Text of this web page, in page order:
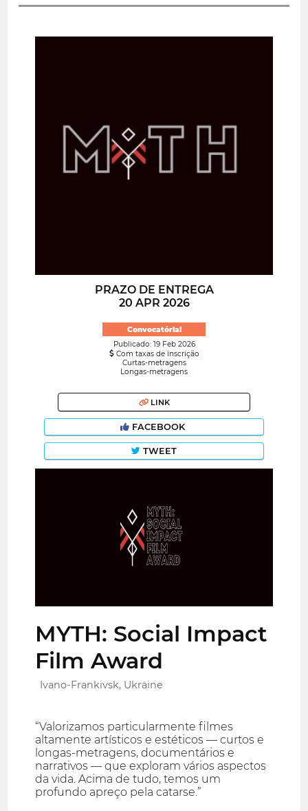
PRAZO DE ENTREGA
20 APR 2026
Convocatória!
Publicado: 19 Feb 2026
Com taxas de inscrição
Curtas-metragens
Longas-metragens
LINK
FACEBOOK
TWEET
MYTH: Social Impact
Film Award
Ivano-Frankivsk, Ukraine
“Valorizamos particularmente filmes
altamente artísticos e estéticos — curtos e
longas-metragens, documentários e
narrativos — que exploram vários aspectos
da vida. Acima de tudo, temos um
profundo apreço pela catarse.”